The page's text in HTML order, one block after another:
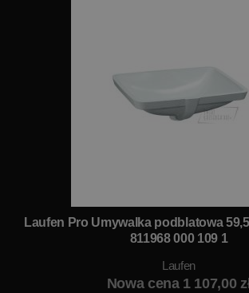
Laufen Pro Umywalka podblatowa
811968 000 109 1
Laufen
Nowa cena 1 107,00